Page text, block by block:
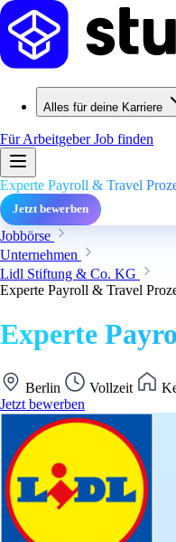
Alles für deine Karriere
Für ArbeitgeberJob finden
Experte Payroll & Travel
Jetzt bewerben
Jobbörse
Unternehmen
Lidl Stiftung & Co. KG
Experte Payroll & Travel
Experte
Berlin Vollzeit
Jetzt bewerben